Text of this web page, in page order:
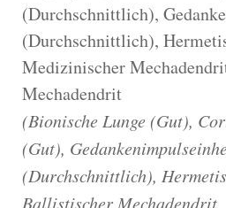
(Durchschnittlich),
(Durchschnittlich),
Medizinischer
Mechadendrit
(Bionische Lunge (Gut),
(Gut),
(Durchschnittlich),
Ballistischer